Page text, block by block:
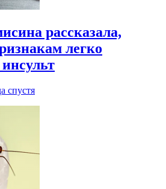
рассказала,
легко
спустя